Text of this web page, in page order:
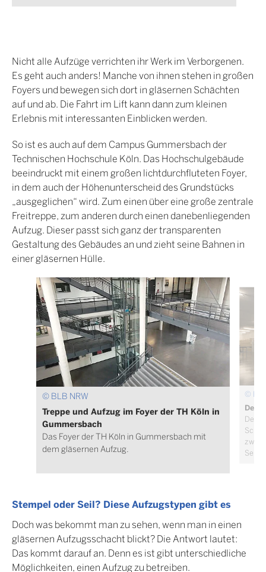
Nicht alle Aufzüge verrichten ihr Werk im Verborgenen.
Es geht auch anders! Manche von ihnen stehen in großen
Foyers und bewegen sich dort in gläsernen Schächten
auf und ab. Die Fahrt im Lift kann dann zum kleinen
Erlebnis mit interessanten Einblicken werden.
So ist es auch auf dem Campus Gummersbach der
Technischen Hochschule Köln. Das Hochschulgebäude
beeindruckt mit einem großen lichtdurchfluteten Foyer,
in dem auch der Höhenunterscheid des Grundstücks
„ausgeglichen“ wird. Zum einen über eine große zentrale
Freitreppe, zum anderen durch einen danebenliegenden
Aufzug. Dieser passt sich ganz der transparenten
Gestaltung des Gebäudes an und zieht seine Bahnen in
einer gläsernen Hülle.
© BLB NRW
Treppe und Aufzug im Foyer der TH Köln in
Gummersbach
Das Foyer der TH Köln in Gummersbach mit
dem gläsernen Aufzug.
©
Der
Der
zwei
Stempel oder Seil? Diese Aufzugstypen gibt es
Doch was bekommt man zu sehen, wenn man in einen
gläsernen Aufzugsschacht blickt? Die Antwort lautet:
Das kommt darauf an. Denn es ist gibt unterschiedliche
Möglichkeiten, einen Aufzug zu betreiben.